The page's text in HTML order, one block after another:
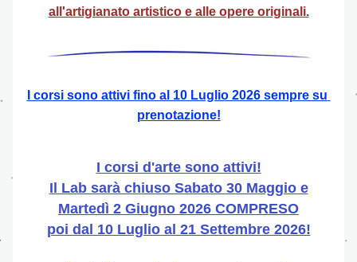
all'artigianato artistico e alle opere originali.
I corsi sono attivi fino al 10 Luglio 2026 sempre su
prenotazione!
I corsi d'arte sono attivi!
Il Lab sarà chiuso Sabato 30 Maggio e
Martedì 2 Giugno 2026 COMPRESO
poi dal 10 Luglio al 21 Settembre 2026!